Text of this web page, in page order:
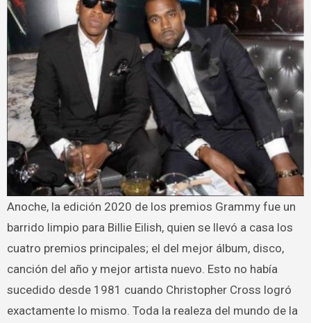
Anoche, la edición 2020 de los premios Grammy fue un
barrido limpio para Billie Eilish, quien se llevó a casa los
cuatro premios principales; el del mejor álbum, disco,
canción del año y mejor artista nuevo. Esto no había
sucedido desde 1981 cuando Christopher Cross logró
exactamente lo mismo. Toda la realeza del mundo de la